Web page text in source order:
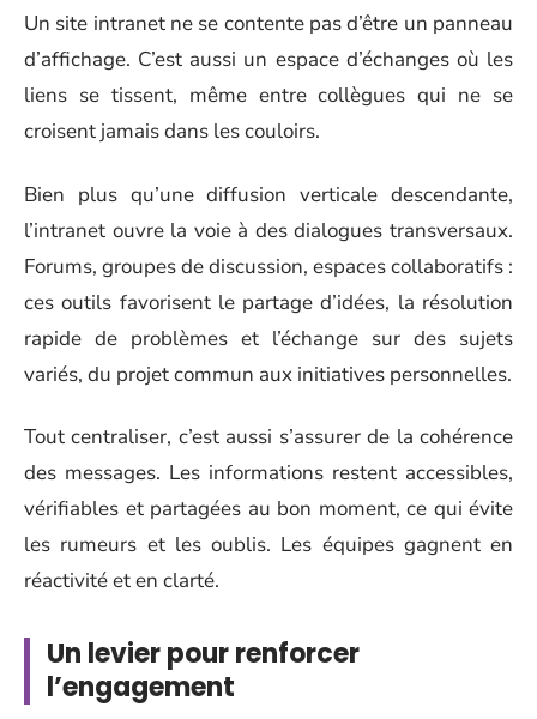
Un site intranet ne se contente pas d’être un panneau
d’affichage. C’est aussi un espace d’échanges où les
liens se tissent, même entre collègues qui ne se
croisent jamais dans les couloirs.
Bien plus qu’une diffusion verticale descendante,
l’intranet ouvre la voie à des dialogues transversaux.
Forums, groupes de discussion, espaces collaboratifs :
ces outils favorisent le partage d’idées, la résolution
rapide de problèmes et l’échange sur des sujets
variés, du projet commun aux initiatives personnelles.
Tout centraliser, c’est aussi s’assurer de la cohérence
des messages. Les informations restent accessibles,
vérifiables et partagées au bon moment, ce qui évite
les rumeurs et les oublis. Les équipes gagnent en
réactivité et en clarté.
Un levier pour renforcer
l’engagement